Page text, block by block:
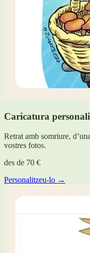
Caricatura
Retrat amb somriure,
vostres fotos.
des de 70 €
Personalitzeu-lo →